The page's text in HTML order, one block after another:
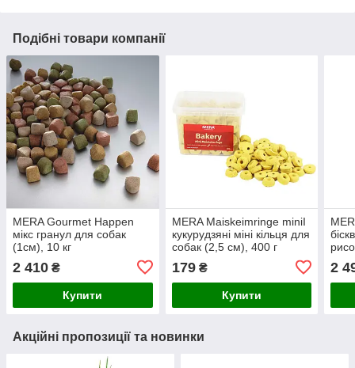
Подібні товари компанії
MERA Gourmet Happen
мікс гранул для собак
(1см), 10 кг
2 410 ₴
Купити
MERA Maiskeimringe miniI
кукурудзяні міні кільця для
собак (2,5 см), 400 г
179₴
Купити
2
Акційні пропозиції та новинки